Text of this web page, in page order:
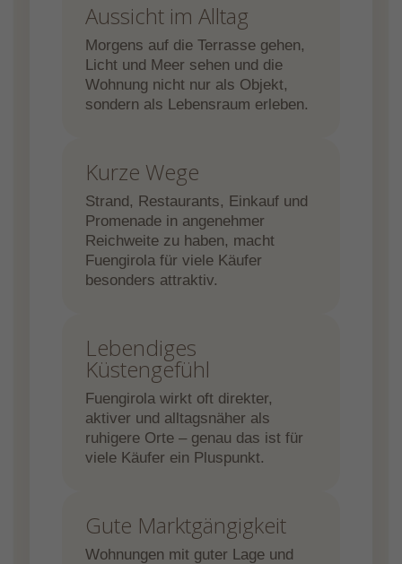
Aussicht im Alltag
Morgens auf die Terrasse gehen,
Licht und Meer sehen und die
Wohnung nicht nur als Objekt,
sondern als Lebensraum erleben.
Kurze Wege
Strand, Restaurants, Einkauf und
Promenade in angenehmer
Reichweite zu haben, macht
Fuengirola für viele Käufer
besonders attraktiv.
Lebendiges
Küstengefühl
Fuengirola wirkt oft direkter,
aktiver und alltagsnäher als
ruhigere Orte – genau das ist für
viele Käufer ein Pluspunkt.
Gute Marktgängigkeit
Wohnungen mit guter Lage und